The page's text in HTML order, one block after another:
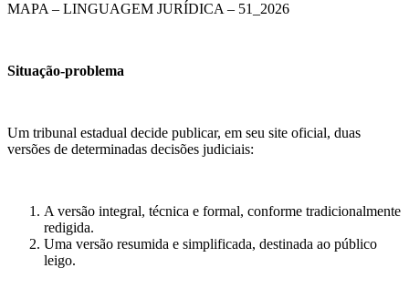
MAPA – LINGUAGEM JURÍDICA – 51_2026
Situação-problema
Um tribunal estadual decide publicar, em seu site oficial, duas
versões de determinadas decisões judiciais:
A versão integral, técnica e formal, conforme tradicionalmente
redigida.
Uma versão resumida e simplificada, destinada ao público
leigo.